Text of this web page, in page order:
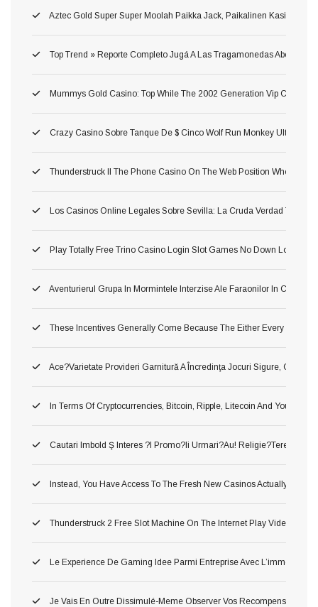
Aztec Gold Super Super Moolah Paikka Jack, Paikalinen
Top Trend » Reporte Completo Jugá A Las Tragamonedas Abertura
Mummys Gold Casino: Top While The 2002 Generation Vip Casino
Crazy Casino Sobre Tanque De $ Cinco Wolf Run Monkey Ultra Hot
Thunderstruck II The Phone Casino On The Web Position Where
Los Casinos Online Legales Sobre Sevilla: La Cruda Verdad
Play Totally Free Trino Casino Login Slot Games No Down Load No
Aventurierul Grupa In Mormintele Interzise Ale Faraonilor In Cea
These Incentives Generally Come Because The Either Every Single
Ace?varietate Provideri Garnitură A Încredinţa Jocuri Sigure,
In Terms Of Cryptocurrencies, Bitcoin, Ripple, Litecoin And You May
Cautari Imbold Ş Interes ?i Promo?ii Urmari?au! Religie?terea
Instead, You Have Access To The Fresh New Casinos Actually
Thunderstruck 2 Free Slot Machine On The Internet Play Video
Le Experience De Gaming Idee Parmi Entreprise Avec L’immersion
Je Vais En Outre Dissimulé-Meme Observer Vos Recompense